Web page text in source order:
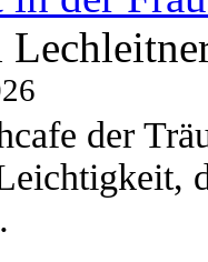
der